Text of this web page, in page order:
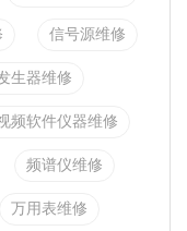
信号源维修
生器维修
频软件仪器维修
频谱仪维修
万用表维修